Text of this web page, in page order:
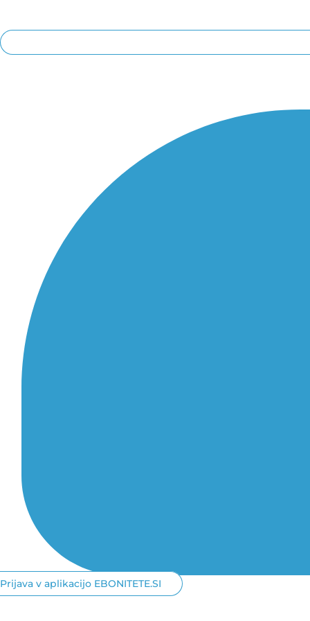
Prijava v aplikacijo EBONITETE.SI